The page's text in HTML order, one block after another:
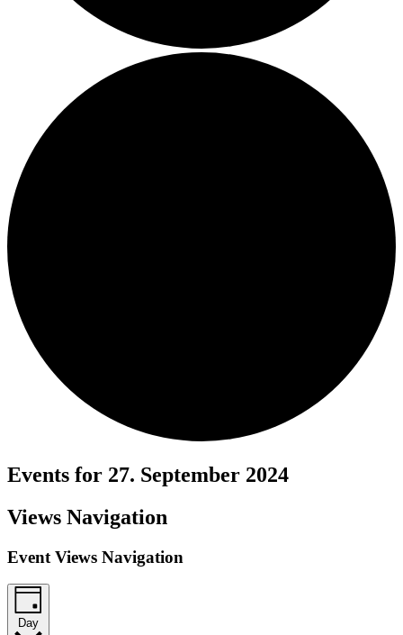
Events for 27. September 2024
Views Navigation
Event Views Navigation
Day